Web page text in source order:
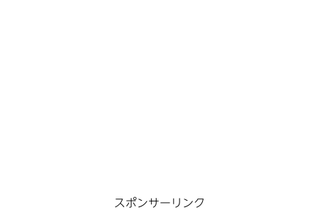
スポンサーリンク